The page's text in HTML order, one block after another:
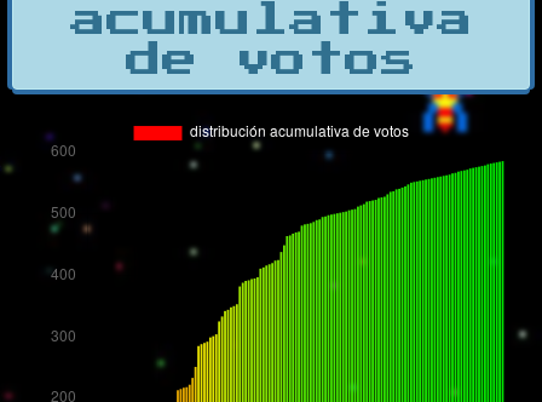
acumulativa
de votos